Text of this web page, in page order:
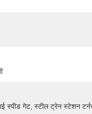
स्पीड गेट स्टील ट्रेन स्टेशन